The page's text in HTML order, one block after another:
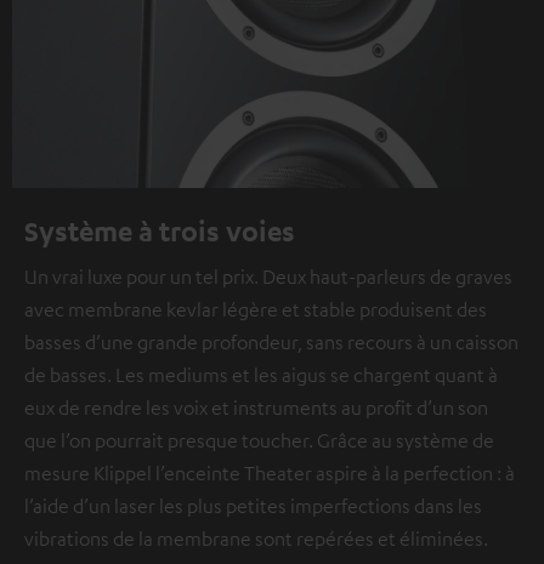
Système à trois voies
Un vrai luxe pour un tel prix. Deux haut-parleurs de graves
avec membrane kevlar légère et stable produisent des
basses d’une grande profondeur, sans recours à un caisson
de basses. Les mediums et les aigus se chargent quant à
eux de rendre les voix et instruments au profit d’un son
que l’on pourrait presque toucher. Grâce au système de
mesure Klippel l’enceinte Theater aspire à la perfection : à
l’aide d’un laser les plus petites imperfections dans les
vibrations de la membrane sont repérées et éliminées.